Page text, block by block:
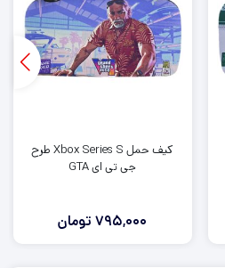
کیف حمل Xbox Series S طرح
جی تی ای GTA
795,000 تومان